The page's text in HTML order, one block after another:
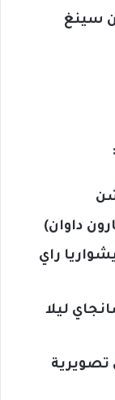
سينغ
داوان)
راي
ليلا
تصويرية